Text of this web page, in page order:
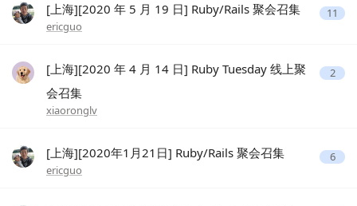
[上海][2020 年 5 月 19 日] Ruby/Rails 聚会召集
ericguo
11
[上海][2020 年 4 月 14 日] Ruby Tuesday 线上聚
会召集
xiaoronglv
2
[上海][2020年1月21日] Ruby/Rails 聚会召集
ericguo
6